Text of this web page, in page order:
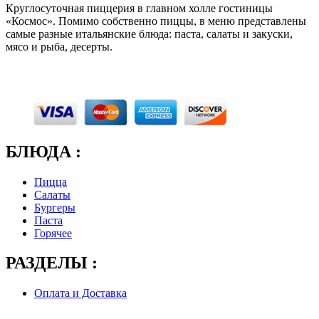
Круглосуточная пиццерия в главном холле гостиницы
«Космос». Помимо собственно пиццы, в меню представлены
самые разные итальянские блюда: паста, салаты и закуски,
мясо и рыба, десерты.
БЛЮДА :
Пицца
Салаты
Бургеры
Паста
Горячее
РАЗДЕЛЫ :
Оплата и Доставка